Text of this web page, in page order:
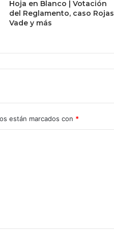
Hoja en Blanco | Votación
del Reglamento, caso Rojas
Vade y más
están marcados con *